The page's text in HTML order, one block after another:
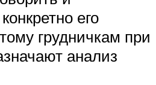
его
грудничкам при
анализ